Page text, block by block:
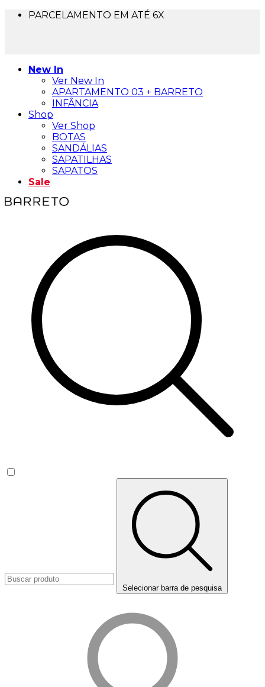
PARCELAMENTO EM ATÉ 6X
New In
Ver New In
APARTAMENTO 03 + BARRETO
INFÂNCIA
Shop
Ver Shop
BOTAS
SANDÁLIAS
SAPATILHAS
SAPATOS
Sale
Selecionar barra de pesquisa